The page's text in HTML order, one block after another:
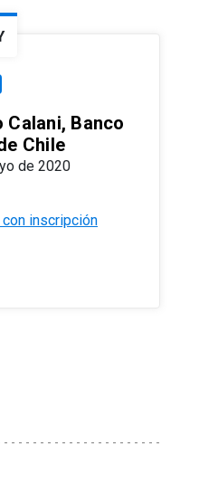
Calani, Banco
Chile
de 2020
con inscripción